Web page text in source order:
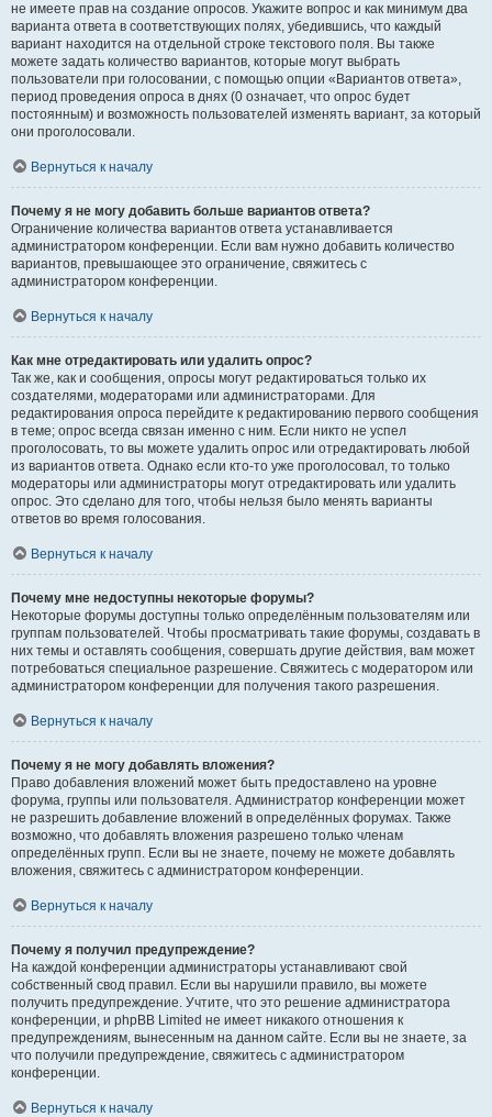
не имеете прав на создание опросов. Укажите вопрос и как минимум два
варианта ответа в соответствующих полях, убедившись, что каждый
вариант находится на отдельной строке текстового поля. Вы также
можете задать количество вариантов, которые могут выбрать
пользователи при голосовании, с помощью опции «Вариантов ответа»,
период проведения опроса в днях (0 означает, что опрос будет
постоянным) и возможность пользователей изменять вариант, за который
они проголосовали.
Вернуться к началу
Почему я не могу добавить больше вариантов ответа?
Ограничение количества вариантов ответа устанавливается
администратором конференции. Если вам нужно добавить количество
вариантов, превышающее это ограничение, свяжитесь с
администратором конференции.
Вернуться к началу
Как мне отредактировать или удалить опрос?
Так же, как и сообщения, опросы могут редактироваться только их
создателями, модераторами или администраторами. Для
редактирования опроса перейдите к редактированию первого сообщения
в теме; опрос всегда связан именно с ним. Если никто не успел
проголосовать, то вы можете удалить опрос или отредактировать любой
из вариантов ответа. Однако если кто-то уже проголосовал, то только
модераторы или администраторы могут отредактировать или удалить
опрос. Это сделано для того, чтобы нельзя было менять варианты
ответов во время голосования.
Вернуться к началу
Почему мне недоступны некоторые форумы?
Некоторые форумы доступны только определённым пользователям или
группам пользователей. Чтобы просматривать такие форумы, создавать в
них темы и оставлять сообщения, совершать другие действия, вам может
потребоваться специальное разрешение. Свяжитесь с модератором или
администратором конференции для получения такого разрешения.
Вернуться к началу
Почему я не могу добавлять вложения?
Право добавления вложений может быть предоставлено на уровне
форума, группы или пользователя. Администратор конференции может
не разрешить добавление вложений в определённых форумах. Также
возможно, что добавлять вложения разрешено только членам
определённых групп. Если вы не знаете, почему не можете добавлять
вложения, свяжитесь с администратором конференции.
Вернуться к началу
Почему я получил предупреждение?
На каждой конференции администраторы устанавливают свой
собственный свод правил. Если вы нарушили правило, вы можете
получить предупреждение. Учтите, что это решение администратора
конференции, и phpBB Limited не имеет никакого отношения к
предупреждениям, вынесенным на данном сайте. Если вы не знаете, за
что получили предупреждение, свяжитесь с администратором
конференции.
Вернуться к началу